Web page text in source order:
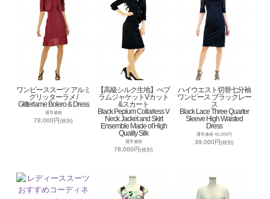
ワンピーススーツ アルミ
グリッターラメ /
Glitterlame Bolero & Dress
通常価格
78,000円(税別)
【高級シルク生地】ぺプ
ラムジャケットVカット
&スカート
Black Peplum Collarless V
Neck Jacket and Skirt
Ensemble Made of High
Quality Silk
通常価格
78,000円(税別)
ハイウエスト切替七分袖
ワンピース ブラックレー
ス
Black Lace Three Quarter
Sleeve High Waisted
Dress
通常価格 45,000円
39,000円(税別)